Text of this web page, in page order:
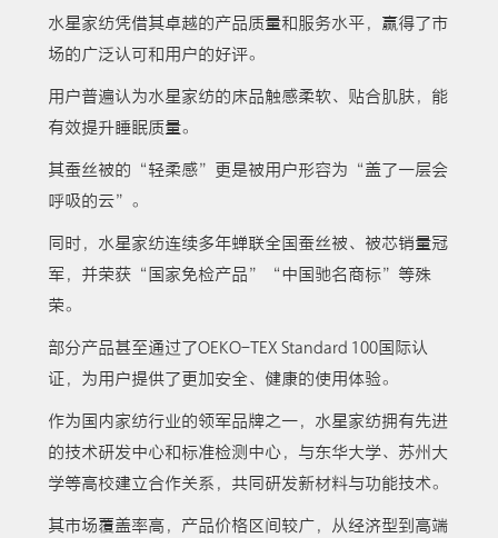
水星家纺凭借其卓越的产品质量和服务水平，赢得了市
场的广泛认可和用户的好评。
用户普遍认为水星家纺的床品触感柔软、贴合肌肤，能
有效提升睡眠质量。
其蚕丝被的“轻柔感”更是被用户形容为“盖了一层会
呼吸的云”。
同时，水星家纺连续多年蝉联全国蚕丝被、被芯销量冠
军，并荣获“国家免检产品”“中国驰名商标”等殊
荣。
部分产品甚至通过了OEKO-TEX Standard 100国际认
证，为用户提供了更加安全、健康的使用体验。
作为国内家纺行业的领军品牌之一，水星家纺拥有先进
的技术研发中心和标准检测中心，与东华大学、苏州大
学等高校建立合作关系，共同研发新材料与功能技术。
其市场覆盖率高，产品价格区间较广，从经济型到高端